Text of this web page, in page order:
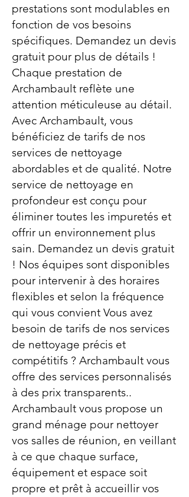
prestations sont modulables en
fonction de vos besoins
spécifiques. Demandez un devis
gratuit pour plus de détails !
Chaque prestation de
Archambault reflète une
attention méticuleuse au détail.
Avec Archambault, vous
bénéficiez de tarifs de nos
services de nettoyage
abordables et de qualité. Notre
service de nettoyage en
profondeur est conçu pour
éliminer toutes les impuretés et
offrir un environnement plus
sain. Demandez un devis gratuit
! Nos équipes sont disponibles
pour intervenir à des horaires
flexibles et selon la fréquence
qui vous convient Vous avez
besoin de tarifs de nos services
de nettoyage précis et
compétitifs ? Archambault vous
offre des services personnalisés
à des prix transparents..
Archambault vous propose un
grand ménage pour nettoyer
vos salles de réunion, en veillant
à ce que chaque surface,
équipement et espace soit
propre et prêt à accueillir vos